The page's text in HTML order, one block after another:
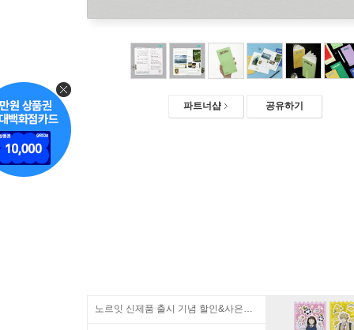
파트너샵 공유하기
노르잇 신제품 출시 기념 할인&사은품 증정!